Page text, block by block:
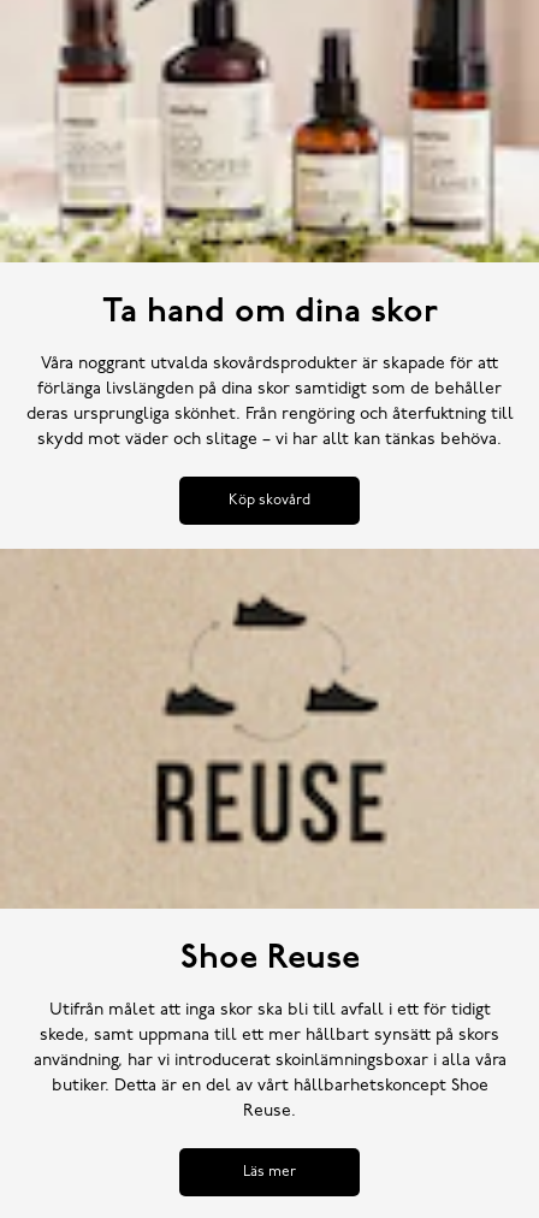
Ta hand om dina skor
Våra noggrant utvalda skovårdsprodukter är skapade för att
förlänga livslängden på dina skor samtidigt som de behåller
deras ursprungliga skönhet. Från rengöring och återfuktning till
skydd mot väder och slitage – vi har allt kan tänkas behöva.
Köp skovård
Shoe Reuse
Utifrån målet att inga skor ska bli till avfall i ett för tidigt
skede, samt uppmana till ett mer hållbart synsätt på skors
användning, har vi introducerat skoinlämningsboxar i alla våra
butiker. Detta är en del av vårt hållbarhetskoncept Shoe
Reuse.
Läs mer